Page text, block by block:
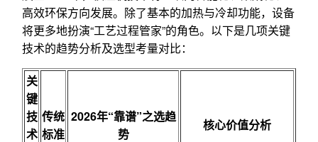
高效环保方向发展。除了基本的加热与冷却功能，设备
将更多地扮演“工艺过程管家”的角色。以下是几项关键
技术的趋势分析及选型考量对比：
关
键
技
术
传统
标准
2026年“靠谱”之选趋
势
核心价值分析